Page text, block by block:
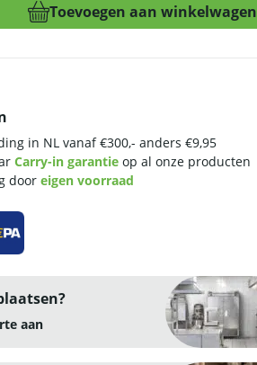
Toevoegen aan winkelwagen
in NL vanaf €300,- anders €9,95
Carry-in garantie op al onze producten
door eigen voorraad
aan